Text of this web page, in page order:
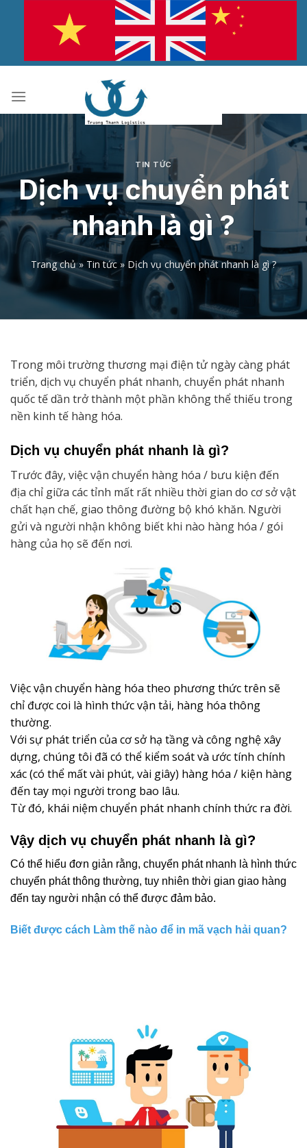
dung
TIN TỨC
Dịch vụ chuyển phát
nhanh là gì ?
Trang chủ» Tin tức » Dịch vụ chuyển phát nhanh là gì ?
Trong môi trường thương mại điện tử ngày càng phát
triển, dịch vụ chuyển phát nhanh, chuyển phát nhanh
quốc tế dần trở thành một phần không thể thiếu trong
nền kinh tế hàng hóa.
Dịch vụ chuyển phát nhanh là gì?
Trước đây, việc vận chuyển hàng hóa / bưu kiện đến
địa chỉ giữa các tỉnh mất rất nhiều thời gian do cơ sở vật
chất hạn chế, giao thông đường bộ khó khăn. Người
gửi và người nhận không biết khi nào hàng hóa / gói
hàng của họ sẽ đến nơi.
Việc vận chuyển hàng hóa theo phương thức trên sẽ
chỉ được coi là hình thức vận tải, hàng hóa thông
thường.
Với sự phát triển của cơ sở hạ tầng và công nghệ xây
dựng, chúng tôi đã có thể kiểm soát và ước tính chính
xác (có thể mất vài phút, vài giây) hàng hóa / kiện hàng
đến tay mọi người trong bao lâu.
Từ đó, khái niệm chuyển phát nhanh chính thức ra đời.
Vậy dịch vụ chuyển phát nhanh là gì?
Có thể hiểu đơn giản rằng, chuyển phát nhanh là hình thức
chuyển phát thông thường, tuy nhiên thời gian giao hàng
đến tay người nhận có thể được đảm bảo.
Biết được cách Làm thế nào để in mã vạch hải quan?